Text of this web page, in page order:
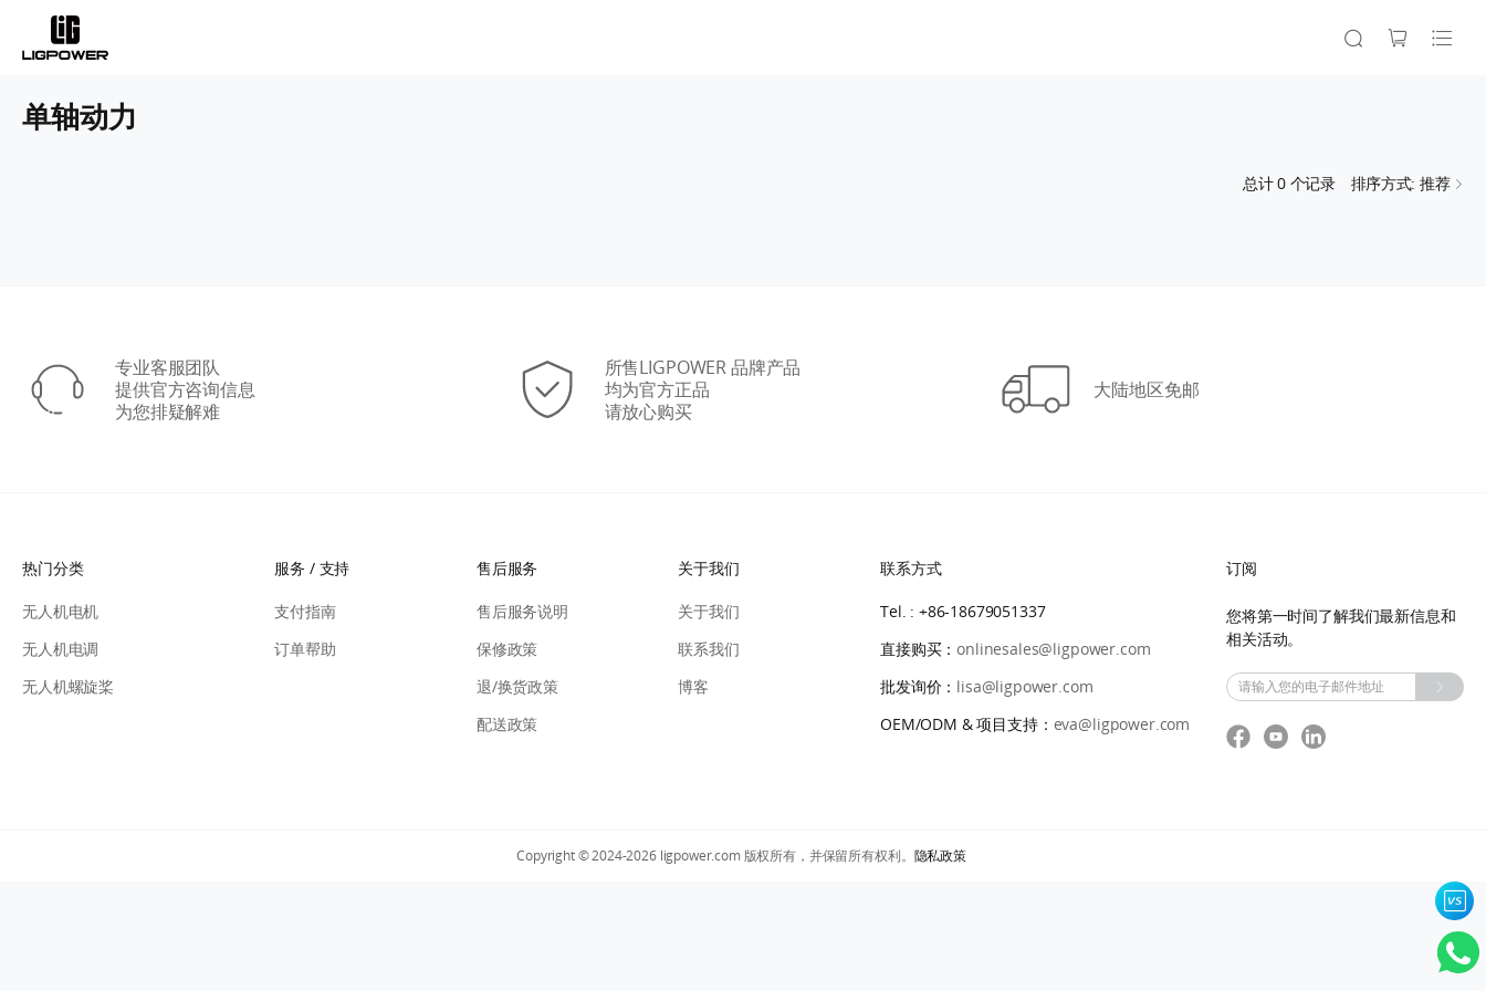
单轴动力
总计0个记录 排序方式: 推荐
专业客服团队
提供官方咨询信息
为您排疑解难
所售LIGPOWER 品牌产品
均为官方正品
请放心购买
大陆地区免邮
热门分类
无人机电机
无人机电调
无人机螺旋桨
服务 / 支持
支付指南
订单帮助
售后服务
售后服务说明
保修政策
退/换货政策
配送政策
关于我们
关于我们
联系我们
博客
联系方式
Tel. : +86-18679051337
直接购买：onlinesales@ligpower.com
批发询价： lisa@ligpower.com
OEM/ODM & 项目支持： eva@ligpower.com
订阅
您将第一时间了解我们最新信息和
相关活动。
Copyright © 2024-2026 ligpower.com 版权所有，并保留所有权利。 隐私政策